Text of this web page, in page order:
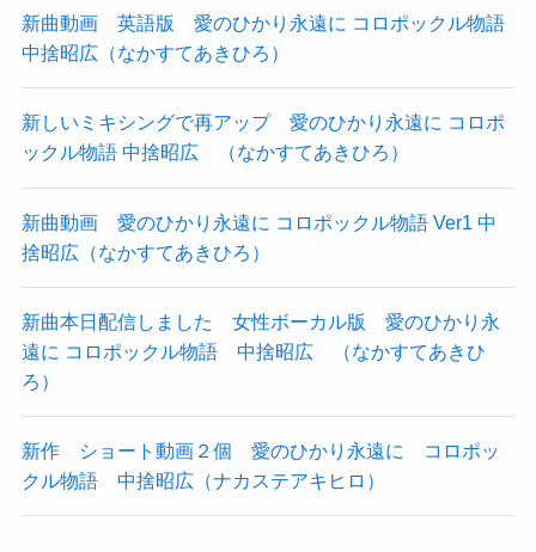
新曲動画 英語版 愛のひかり永遠に コロポックル物語
中捨昭広（なかすてあきひろ）
新しいミキシングで再アップ 愛のひかり永遠に コロポ
ックル物語 中捨昭広 （なかすてあきひろ）
新曲動画 愛のひかり永遠に コロポックル物語 Ver1 中
捨昭広（なかすてあきひろ）
新曲本日配信しました 女性ボーカル版 愛のひかり永
遠に コロポックル物語 中捨昭広 （なかすてあきひ
ろ）
新作 ショート動画２個 愛のひかり永遠に コロポッ
クル物語 中捨昭広（ナカステアキヒロ）